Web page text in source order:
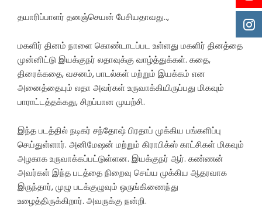
தயாரிப்பாளர் தனஞ்செயன் பேசியதாவது..,
மகளிர் தினம் நாளை கொண்டாடப்பட உள்ளது மகளிர் தினத்தை
முன்னிட்டு இயக்குநர் லதாவுக்கு வாழ்த்துக்கள். கதை,
திரைக்கதை, வசனம், பாடல்கள் மற்றும் இயக்கம் என
அனைத்தையும் லதா அவர்கள் உருவாக்கியிருப்பது மிகவும்
பாராட்டத்தக்கது, சிறப்பான முயற்சி.
இந்த படத்தில் நடிகர் சந்தோஷ் பிரதாப் முக்கிய பங்களிப்பு
செய்துள்ளார். அனிமேஷன் மற்றும் கிராபிக்ஸ் காட்சிகள் மிகவும்
அழகாக உருவாக்கப்பட்டுள்ளன. இயக்குநர் ஆர். கண்ணன்
அவர்கள் இந்த படத்தை நிறைவு செய்ய முக்கிய ஆதரவாக
இருந்தார், முழு படக்குழுவும் ஒருங்கிணைந்து
உழைத்திருக்கிறார். அவருக்கு நன்றி.